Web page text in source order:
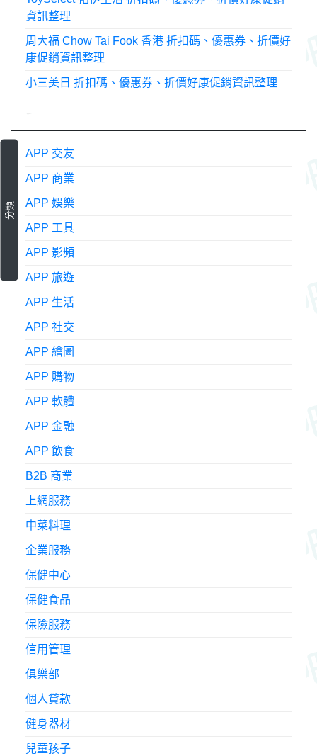
資訊整理
周大福 Chow Tai Fook 香港 折扣碼、優惠券、折價好
康促銷資訊整理
小三美日 折扣碼、優惠券、折價好康促銷資訊整理
分類
APP 交友
APP 商業
APP 娛樂
APP 工具
APP 影頻
APP 旅遊
APP 生活
APP 社交
APP 繪圖
APP 購物
APP 軟體
APP 金融
APP 飲食
B2B 商業
上網服務
中菜料理
企業服務
保健中心
保健食品
保險服務
信用管理
俱樂部
個人貸款
健身器材
兒童孩子